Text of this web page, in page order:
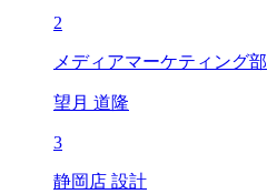
2
メディアマーケティング部
望月 道隆
3
静岡店 設計